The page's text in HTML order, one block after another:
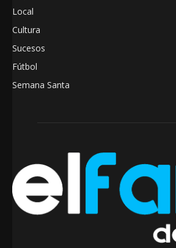
Local
Cultura
Sucesos
Fútbol
Semana Santa